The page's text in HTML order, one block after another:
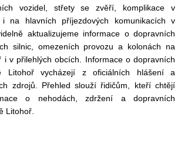
vozidel, střety se zvěří, komplikace v
i na hlavních příjezdových komunikacích v
aktualizujeme informace o dopravních
silnic, omezeních provozu a kolonách na
i v přilehlých obcích. Informace o dopravních
Litohoř vycházejí z oficiálních hlášení a
zdrojů. Přehled slouží řidičům, kteří chtějí
o nehodách, zdržení a dopravních
Litohoř.